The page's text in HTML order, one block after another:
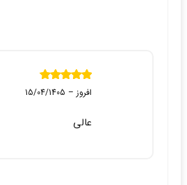
نمره5 از 5 افروز –
15/04/1405
عالی